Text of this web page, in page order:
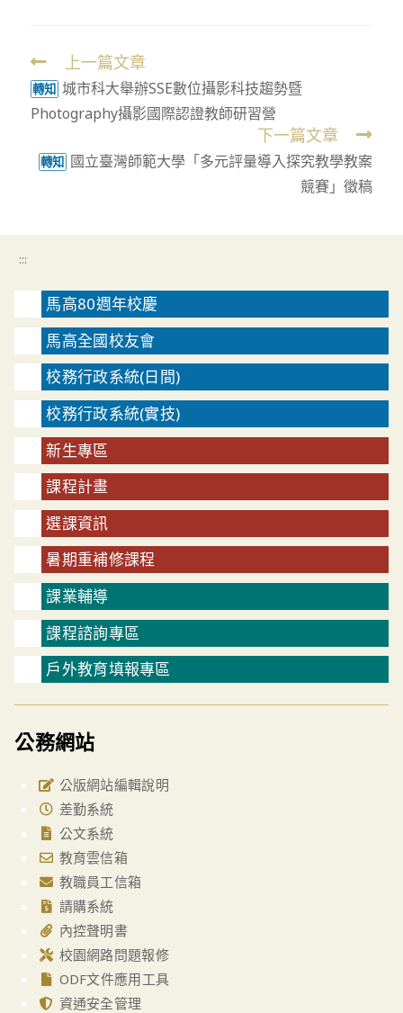
Read
more
articles
上一篇文章
轉知 城市科大舉辦SSE數位攝影科技趨勢暨
Photography攝影國際認證教師研習營
下一篇文章
轉知 國立臺灣師範大學「多元評量導入探究教學教案
競賽」徵稿
:::
馬高80週年校慶
馬高全國校友會
校務行政系統(日間)
校務行政系統(實技)
新生專區
課程計畫
選課資訊
暑期重補修課程
課業輔導
課程諮詢專區
戶外教育填報專區
公務網站
公版網站編輯說明
差勤系統
公文系統
教育雲信箱
教職員工信箱
請購系統
內控聲明書
校園網路問題報修
ODF文件應用工具
資通安全管理